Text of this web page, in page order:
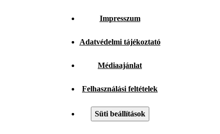
Impresszum
Adatvédelmi tájékoztató
Médiaajánlat
Felhasználási feltételek
Süti beállítások